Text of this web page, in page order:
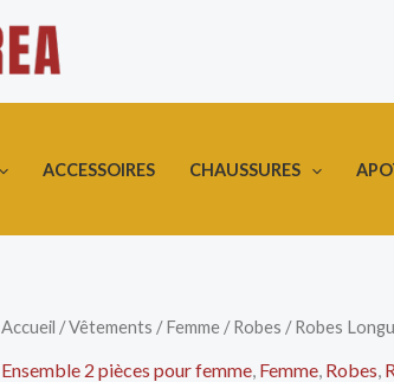
ACCESSOIRES CHAUSSURES
Accueil /Vêtements /Femme /Robes /Robes
Ensemble 2 pièces pour femme Femme Robes
quantité
de